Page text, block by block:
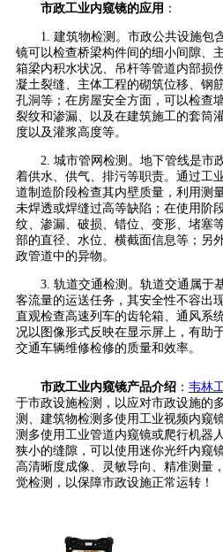
市政工业内窥镜的应用 ：
1. 建筑物检测。市政公共设施包
镜可以检查桥梁构件间的细小间隙、
箱梁内积水状况、吊杆等管道内部损
凝土裂缝、主体工程的砌筑位移、钢
孔洞等；在房屋安全方面，可以检查
裂纹和渗漏、以及在建筑施工的套筒
度以及灌浆高度等。
2. 城市管网检测。地下管线是市
着供水、供气、排污等职责。通过工
道制造阶段检查其内壁质量，利用测
未焊透或焊缝过高等缺陷；在使用阶
纹、渗漏、破损、错位、变形、堵塞
部的直径、水位、横截面信息等；另
政管道中的异物。
3. 轨道交通检测。轨道交通属于
客流量的运送任务，其安全性不容出
直观检查高速列车的齿轮箱、通风系
况以图像形式反映在显示屏上，有助
交通车辆维修检修的质量和效率。
市政工业内窥镜产品介绍 ： 韦林
于市政设施检测，以应对市政设施的
测、建筑物检测多使用工业视频内窥
测多使用工业管道内窥镜或爬行机器
狭小的缝隙，可以使用迷你光纤内窥
高清晰度成像、灵敏导向、精准测量
觉检测，以保障市政设施正常运转！